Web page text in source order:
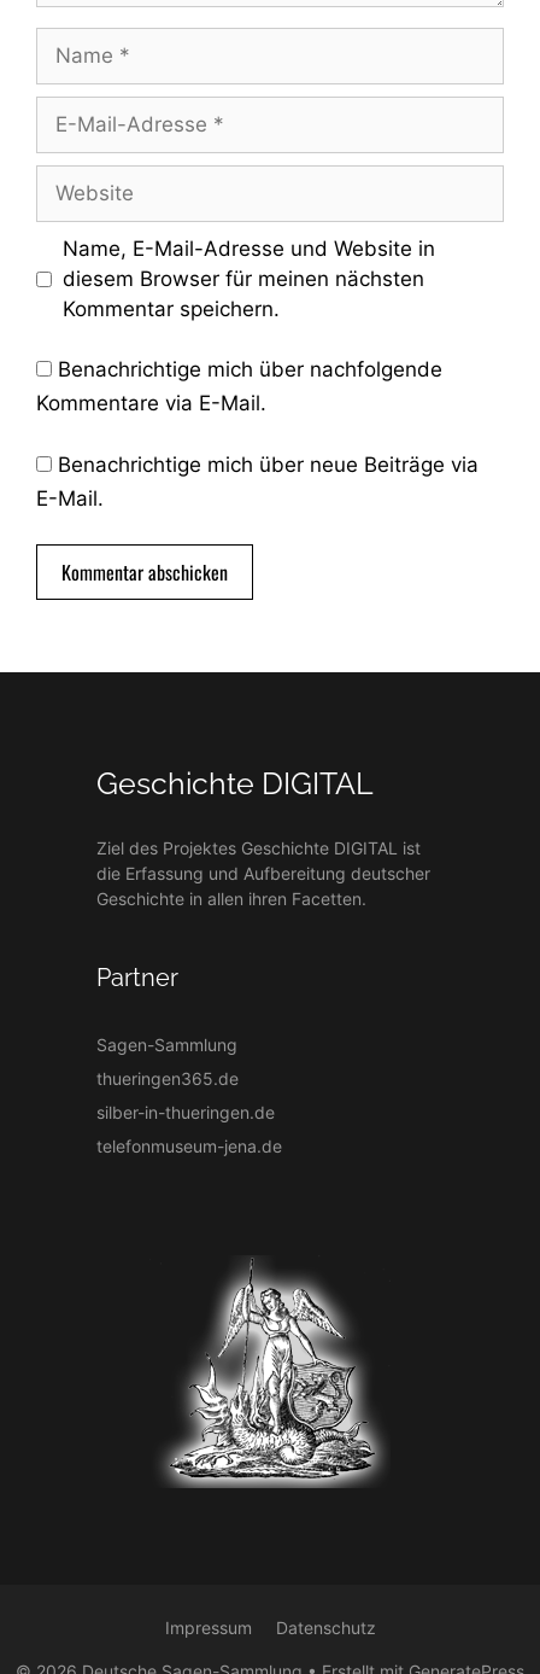
Mail-
Adresse
Name, E-Mail-Adresse und Website in
diesem Browser für meinen nächsten
Kommentar speichern.
Benachrichtige mich über nachfolgende
Kommentare via E-Mail.
Benachrichtige mich über neue Beiträge via
E-Mail.
Geschichte DIGITAL
Ziel des Projektes Geschichte DIGITAL ist
die Erfassung und Aufbereitung deutscher
Geschichte in allen ihren Facetten.
Partner
Sagen-Sammlung
thueringen365.de
silber-in-thueringen.de
telefonmuseum-jena.de
Impressum Datenschutz